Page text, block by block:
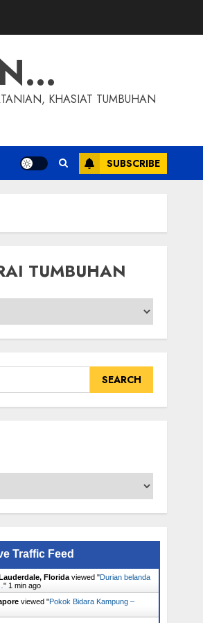
KHASIAT TUMBUHAN
SUBSCRIBE
TUMBUHAN
Traffic Feed
Floridaviewed "Durian belanda
" 1 min ago
viewed "Pokok Bidara Kampung –